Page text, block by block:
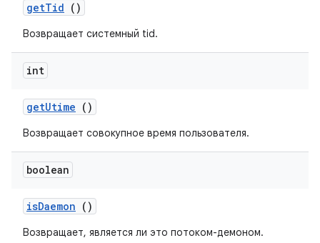
getTid ()
Возвращает системный tid.
int
getUtime ()
Возвращает совокупное время пользователя.
boolean
isDaemon ()
Возвращает, является ли это потоком-демоном.